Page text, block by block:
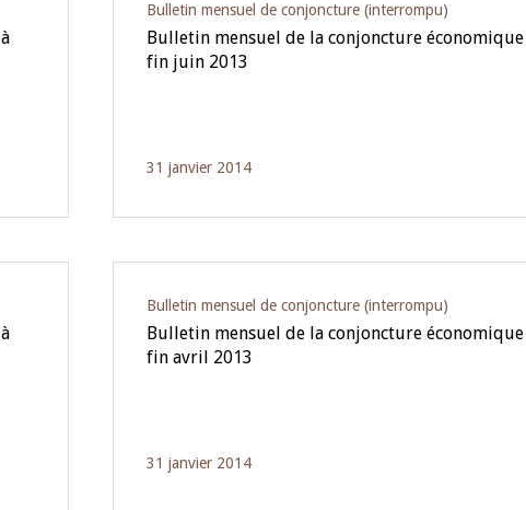
Bulletin mensuel de conjoncture (interrompu)
Bulletin mensuel de la conjoncture économique
fin juin 2013
31 janvier 2014
Bulletin mensuel de conjoncture (interrompu)
Bulletin mensuel de la conjoncture économique
fin avril 2013
31 janvier 2014